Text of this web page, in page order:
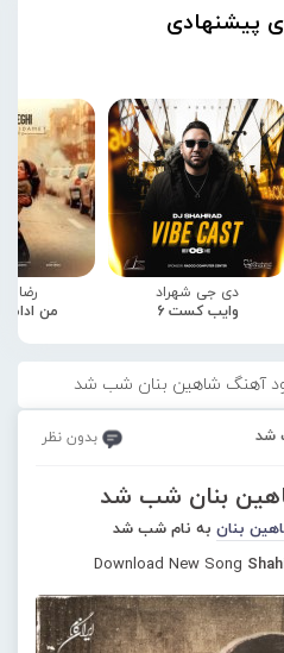
پیشنهادی
دی جی شهراد
وایب کست 6
رضا
من
آهنگ شاهین بنان شب شد
شد بدون نظر
بنان شب شد
بنان به نام شب شد
Download New Song